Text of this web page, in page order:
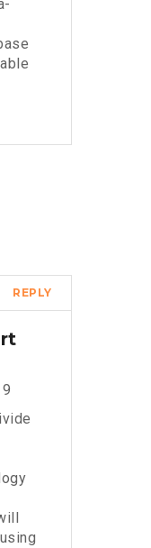
REPLY